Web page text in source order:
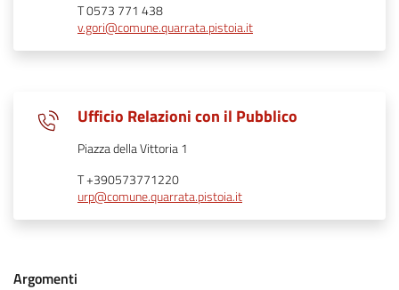
T 0573 771 438
v.gori@comune.quarrata.pistoia.it
Ufficio Relazioni con il Pubblico
Piazza della Vittoria 1
T +390573771220
urp@comune.quarrata.pistoia.it
Argomenti